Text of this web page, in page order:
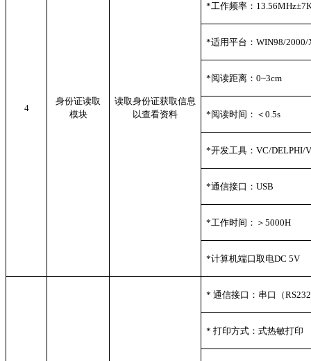
4
身份证读取
模块
读取身份证获取信息
以查看资料
*工作频率：
*适用平台：WIN98/
*阅读距离：0~3cm
*阅读时间：＜0.5s
*开发工具：VC/DELPHI/
*通信接口：USB
*工作时间：＞5000H
*计算机端口取电DC 5V
* 通信接口：串口（
* 打印方式：式热敏打印